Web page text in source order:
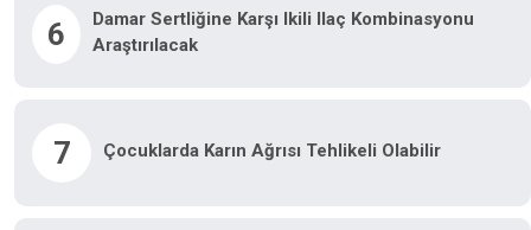
6
Damar Sertliğine Karşı Ikili Ilaç Kombinasyonu
Araştırılacak
7 Çocuklarda Karın Ağrısı Tehlikeli Olabilir